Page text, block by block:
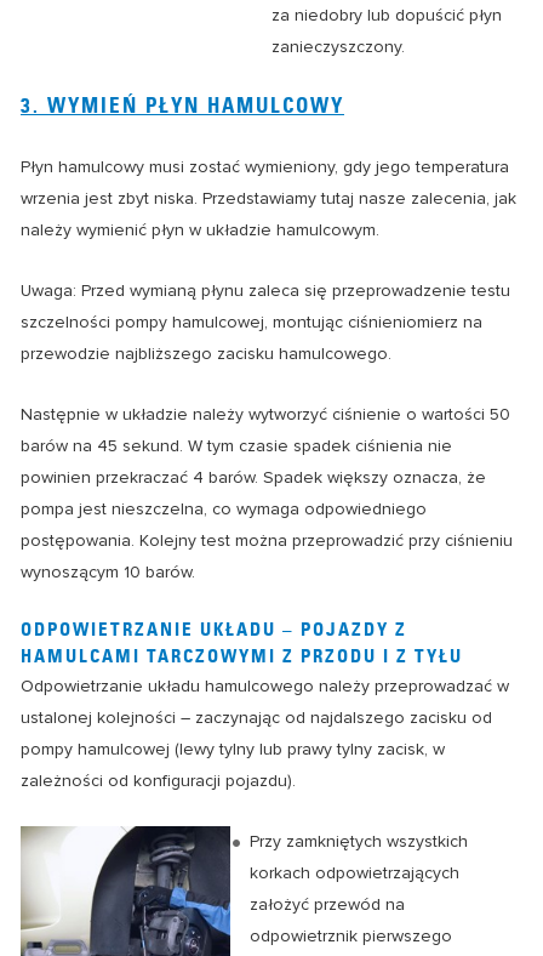
za niedobry lub dopuścić płyn
zanieczyszczony.
3. WYMIEŃ PŁYN HAMULCOWY
Płyn hamulcowy musi zostać wymieniony, gdy jego temperatura
wrzenia jest zbyt niska. Przedstawiamy tutaj nasze zalecenia, jak
należy wymienić płyn w układzie hamulcowym.
Uwaga: Przed wymianą płynu zaleca się przeprowadzenie testu
szczelności pompy hamulcowej, montując ciśnieniomierz na
przewodzie najbliższego zacisku hamulcowego.
Następnie w układzie należy wytworzyć ciśnienie o wartości 50
barów na 45 sekund. W tym czasie spadek ciśnienia nie
powinien przekraczać 4 barów. Spadek większy oznacza, że
pompa jest nieszczelna, co wymaga odpowiedniego
postępowania. Kolejny test można przeprowadzić przy ciśnieniu
wynoszącym 10 barów.
ODPOWIETRZANIE UKŁADU – POJAZDY Z
HAMULCAMI TARCZOWYMI Z PRZODU I Z TYŁU
Odpowietrzanie układu hamulcowego należy przeprowadzać w
ustalonej kolejności – zaczynając od najdalszego zacisku od
pompy hamulcowej (lewy tylny lub prawy tylny zacisk, w
zależności od konfiguracji pojazdu).
Przy zamkniętych wszystkich
korkach odpowietrzających
założyć przewód na
odpowietrznik pierwszego